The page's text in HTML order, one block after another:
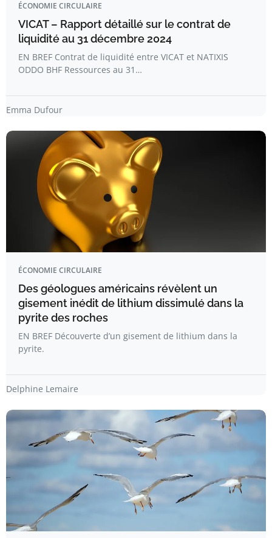
ÉCONOMIE CIRCULAIRE
VICAT – Rapport détaillé sur le contrat de
liquidité au 31 décembre 2024
EN BREF Contrat de liquidité entre VICAT et NATIXIS
ODDO BHF Ressources au 31…
Emma Dufour
ÉCONOMIE CIRCULAIRE
Des géologues américains révèlent un
gisement inédit de lithium dissimulé dans la
pyrite des roches
EN BREF Découverte d’un gisement de lithium dans la
pyrite.
Delphine Lemaire